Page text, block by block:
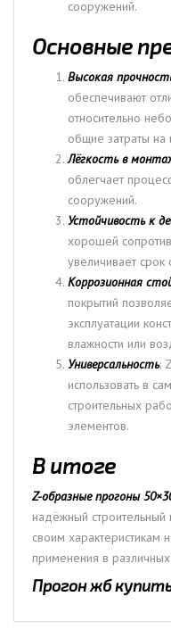
сооружений.
Основные
Высокая
обеспечивают
относительно
общие затраты на
Лёгкость в
облегчает
сооружений.
Устойчивость к
хорошей
увеличивает срок
Коррозионная
покрытий
эксплуатации
влажности или
Универсальность:
использовать в
строительных
элементов.
В итоге
Z-образные прогоны
надёжный строительный
своим характеристикам
применения в различных
Прогон жб